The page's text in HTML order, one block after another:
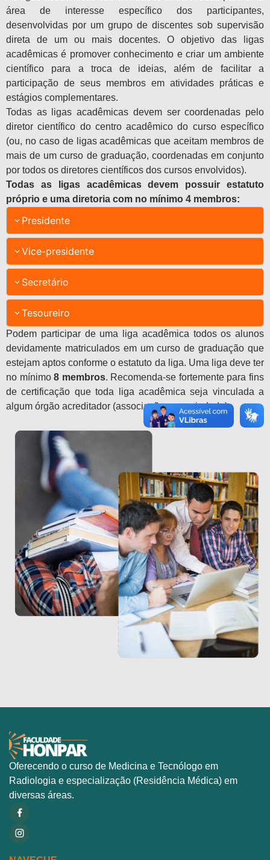
área de interesse específico dos participantes,
desenvolvidas por um grupo de discentes sob supervisão
direta de um ou mais docentes. O objetivo das ligas
acadêmicas é promover conhecimento e criar um ambiente
científico para a troca de ideias, além de facilitar a
participação de seus membros em atividades práticas e
estágios complementares.
Todas as ligas acadêmicas devem ser coordenadas pelo
diretor científico do centro acadêmico do curso específico
(ou, no caso de ligas acadêmicas que aceitam membros de
mais de um curso de graduação, coordenadas em conjunto
por todos os diretores científicos dos cursos envolvidos).
Todas as ligas acadêmicas devem possuir estatuto
próprio e uma diretoria com no mínimo 4 membros:
Presidente
Vice-presidente
Secretário
Tesoureiro
Podem participar de uma liga acadêmica todos os alunos
devidamente matriculados em um curso de graduação que
estejam aptos conforme o estatuto da liga. Uma liga deve ter
no mínimo8 membros. Recomenda-se fortemente para fins
de certificação que toda liga acadêmica seja vinculada a
algum órgão acreditador (associação ou sociedade).
Oferecendo o curso de Medicina e Tecnólogo em
Radiologia e especialização (Residência Médica) em
diversas áreas.